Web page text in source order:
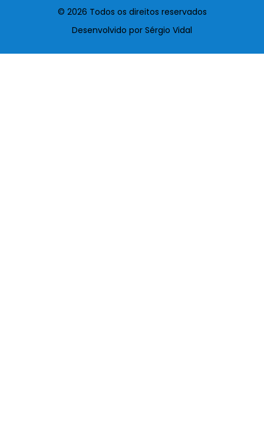
© 2026 Todos os direitos reservados
Desenvolvido por Sérgio Vidal